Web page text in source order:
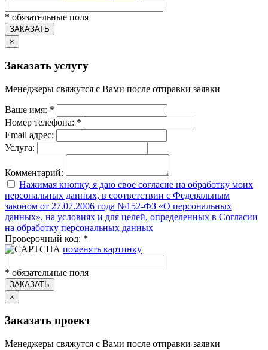
* обязательные поля
ЗАКАЗАТЬ
×
Заказать услугу
Менеджеры свяжутся с Вами после отправки заявки
Ваше имя: *
Номер телефона: *
Email адрес:
Услуга:
Комментарий:
Нажимая кнопку, я даю свое согласие на обработку моих
персональных данных, в соответствии с Федеральным
законом от 27.07.2006 года №152-ФЗ «О персональных
данных», на условиях и для целей, определенных в Согласии
на обработку персональных данных
Проверочный код: *
поменять картинку
* обязательные поля
ЗАКАЗАТЬ
×
Заказать проект
Менеджеры свяжутся с Вами после отправки заявки